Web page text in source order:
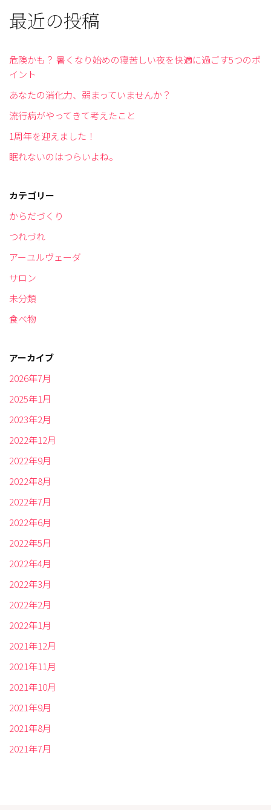
最近の投稿
危険かも？ 暑くなり始めの寝苦しい夜を快適に過ごす5つのポ
イント
あなたの消化力、弱まっていませんか？
流行病がやってきて考えたこと
1周年を迎えました！
眠れないのはつらいよね。
カテゴリー
からだづくり
つれづれ
アーユルヴェーダ
サロン
未分類
食べ物
アーカイブ
2026年7月
2025年1月
2023年2月
2022年12月
2022年9月
2022年8月
2022年7月
2022年6月
2022年5月
2022年4月
2022年3月
2022年2月
2022年1月
2021年12月
2021年11月
2021年10月
2021年9月
2021年8月
2021年7月